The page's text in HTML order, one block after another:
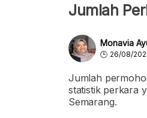
Jumlah
Monavia
26/08/
Jumlah
statistik perkara
Semarang.